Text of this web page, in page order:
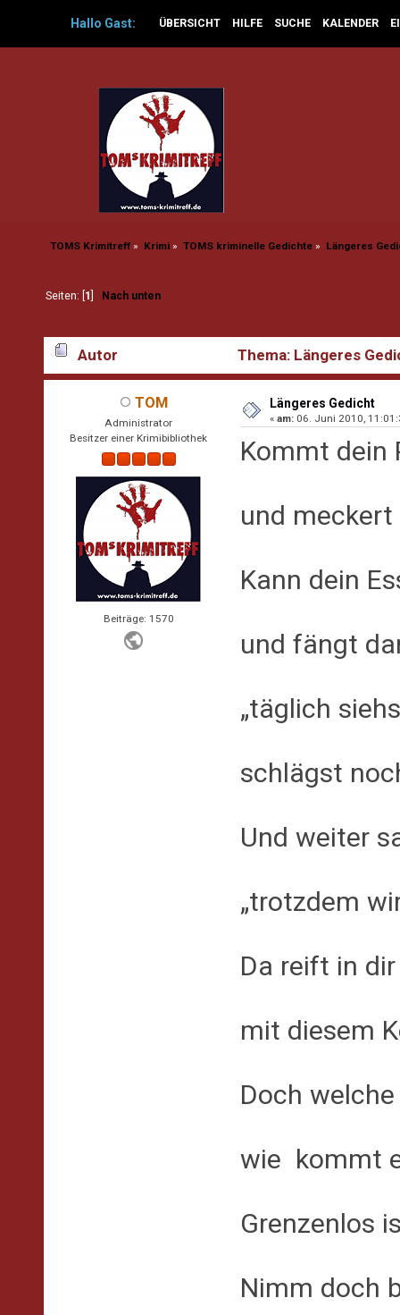
Hallo Gast: ÜBERSICHT HILFE SUCHE KALENDER
TOMS Krimitreff» Krimi» TOMS kriminelle Gedichte» Längeres
Seiten: [ 1 Nach unten
Autor Thema: Längeres
TOM
Administrator
Besitzer einer Krimibibliothek
Beiträge: 1570
Längeres Gedicht
«am: 06. Juni 2010,
Kommt dein
und
Kann dein
und fängt
„täglich
schlägst
Und weiter
„trotzdem
Da reift in
mit diesem
Doch
wie kommt
Grenzenlos
Nimm doch